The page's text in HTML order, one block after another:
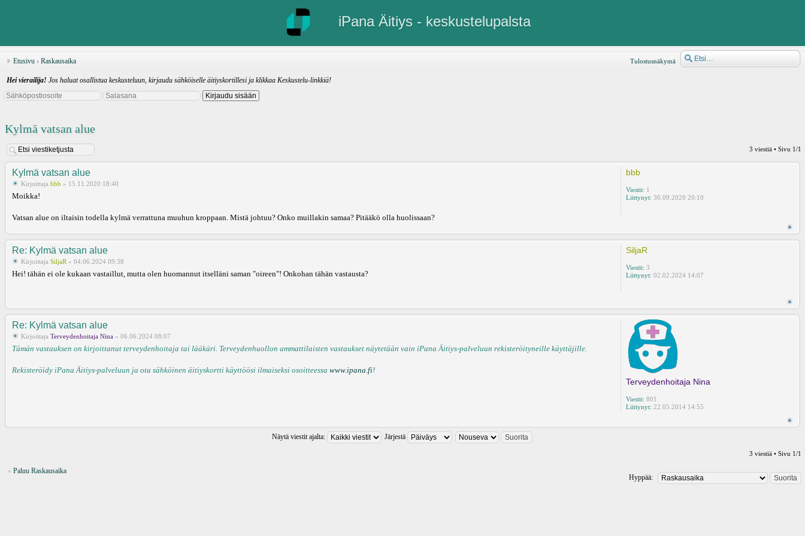
iPana Äitiys - keskustelupalsta
Tulostusnäkymä
Etusivu ‹ Raskausaika
Hei vierailija! Jos haluat osallistua keskusteluun, kirjaudu sähköiselle äitiyskortillesi ja klikkaa Keskustelu-linkkiä!
Kylmä vatsan alue
3 viestiä • Sivu 1/1
Kylmä vatsan alue
Kirjoittaja bbb » 15.11.2020 18:40
Moikka!
Vatsan alue on iltaisin todella kylmä verrattuna muuhun kroppaan. Mistä johtuu? Onko muillakin samaa? Pitääkö olla huolissaan?
bbb
Viestit: 1
Liittynyt: 30.09.2020 20:10
Re: Kylmä vatsan alue
Kirjoittaja SiljaR » 04.06.2024 09:38
Hei! tähän ei ole kukaan vastaillut, mutta olen huomannut itselläni saman "oireen"! Onkohan tähän vastausta?
SiljaR
Viestit: 3
Liittynyt: 02.02.2024 14:07
Re: Kylmä vatsan alue
Kirjoittaja Terveydenhoitaja Nina » 06.06.2024 08:07
Tämän vastauksen on kirjoittanut terveydenhoitaja tai lääkäri. Terveydenhuollon ammattilaisten vastaukset näytetään vain iPana Äitiys-palveluun rekisteröityneille käyttäjille.
Rekisteröidy iPana Äitiys-palveluun ja ota sähköinen äitiyskortti käyttöösi ilmaiseksi osoitteessa www.ipana.fi!
Terveydenhoitaja Nina
Viestit: 801
Liittynyt: 22.05.2014 14:55
Näytä viestit ajalta:
Järjestä
3 viestiä • Sivu 1/1
Paluu Raskausaika
Hyppää: